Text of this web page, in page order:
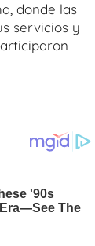
donde las
servicios y